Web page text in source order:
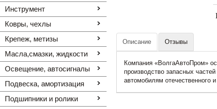
Инструмент
Ковры, чехлы
Крепеж, метизы
Масла,смазки, жидкости
Освещение, автоcигналы
Подвеска, амортизация
Подшипники и ролики
Описание Отзывы
Компания «ВолгаАвтоПром»
производство запасных
автомобилям отечественного